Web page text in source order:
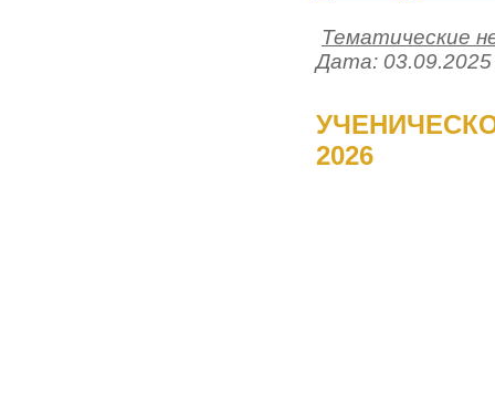
Тематические
Дата: 03.09.2025
2026